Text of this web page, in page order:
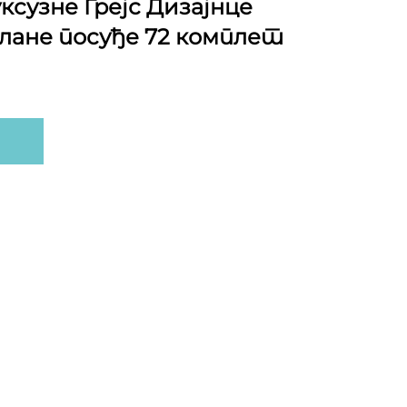
Грејс Дизајнце
посуђе 72 комплет